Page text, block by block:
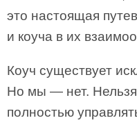
это настоящая
и коуча в их
Коуч существует
Но мы — нет.
полностью